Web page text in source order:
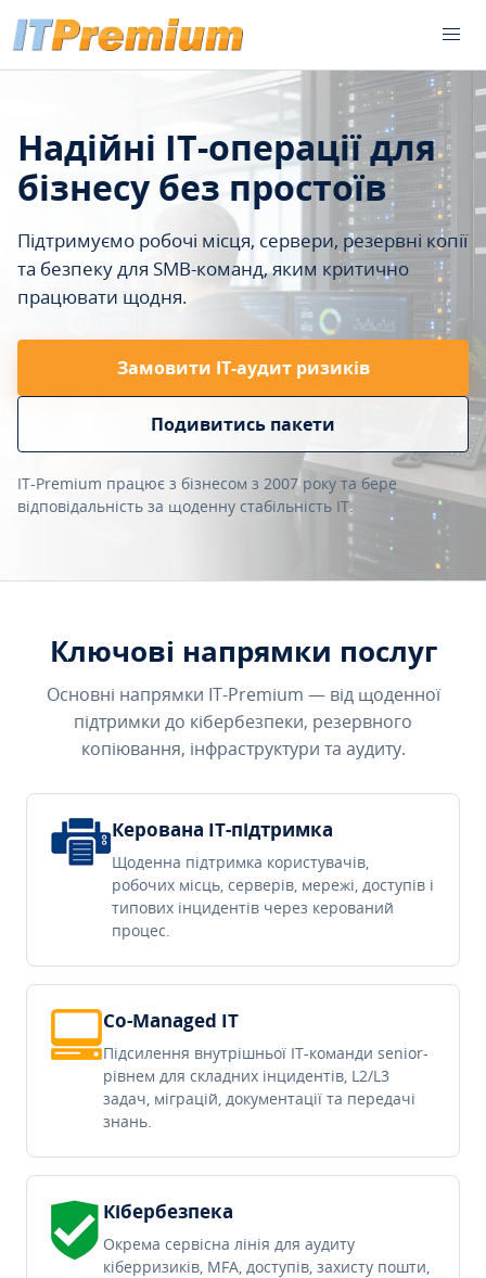
Надійні IT-операції для
бізнесу без простоїв
Підтримуємо робочі місця, сервери, резервні копії
та безпеку для SMB-команд, яким критично
працювати щодня.
Замовити ІТ-аудит ризиків
Подивитись пакети
IT-Premium працює з бізнесом з 2007 року та бере
відповідальність за щоденну стабільність IT.
Ключові напрямки послуг
Основні напрямки IT-Premium — від щоденної
підтримки до кібербезпеки, резервного
копіювання, інфраструктури та аудиту.
Керована IT-підтримка
Щоденна підтримка користувачів,
робочих місць, серверів, мережі, доступів і
типових інцидентів через керований
процес.
Co-Managed IT
Підсилення внутрішньої IT-команди senior-
рівнем для складних інцидентів, L2/L3
задач, міграцій, документації та передачі
знань.
Кібербезпека
Окрема сервісна лінія для аудиту
кіберризиків, MFA, доступів, захисту пошти,